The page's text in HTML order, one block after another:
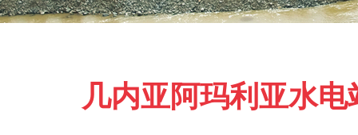
几内亚阿玛利亚水